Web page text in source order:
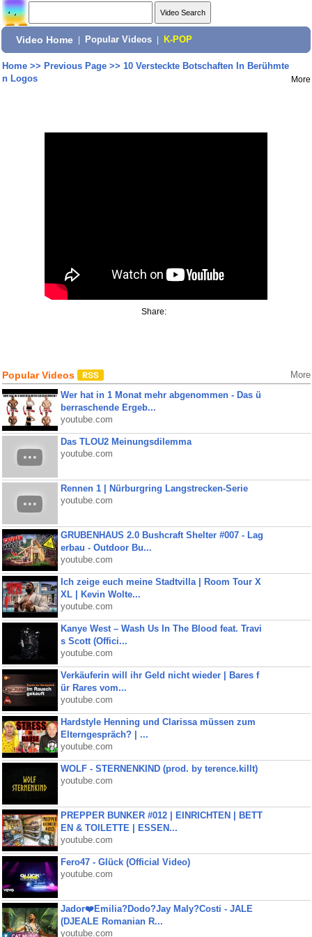
Video Home Popular Videos K-POP
Home>> Previous Page>> 10 Versteckte Botschaften In Berühmte
n Logos
More
Share:
Popular Videos More
Wer hat in 1 Monat mehr abgenommen - Das ü
berraschende Ergeb...
youtube.com
Das TLOU2 Meinungsdilemma
youtube.com
Rennen 1 | Nürburgring Langstrecken-Serie
youtube.com
GRUBENHAUS 2.0 Bushcraft Shelter #007 - Lag
erbau - Outdoor Bu...
youtube.com
Ich zeige euch meine Stadtvilla | Room Tour X
XL | Kevin Wolte...
youtube.com
Kanye West – Wash Us In The Blood feat. Travi
s Scott (Offici...
youtube.com
Verkäuferin will ihr Geld nicht wieder | Bares f
ür Rares vom...
youtube.com
Hardstyle Henning und Clarissa müssen zum
Elterngespräch? | ...
youtube.com
WOLF - STERNENKIND (prod. by terence.killt)
youtube.com
PREPPER BUNKER #012 | EINRICHTEN | BETT
EN & TOILETTE | ESSEN...
youtube.com
Fero47 - Glück (Official Video)
youtube.com
Jador❤️Emilia?Dodo?Jay Maly?Costi - JALE
(DJEALE Romanian R...
youtube.com